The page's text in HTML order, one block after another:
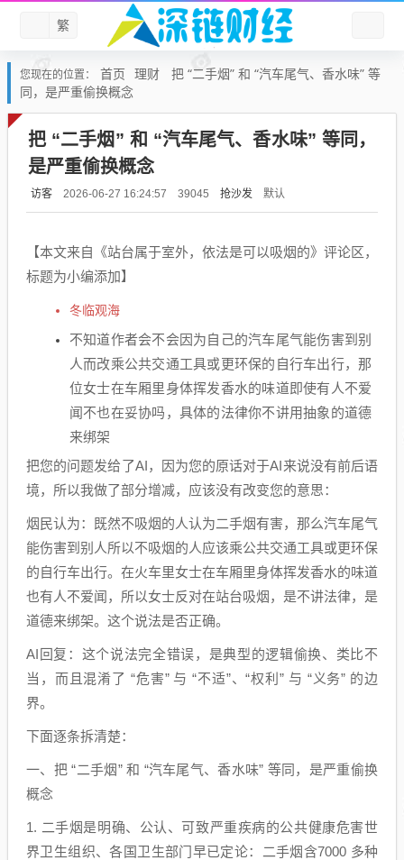
繁
您现在的位置： 首页 理财
把 “二手烟” 和 “汽车尾气、香水味” 等
同，是严重偷换概念
把 “二手烟” 和 “汽车尾气、香水味” 等同，
是严重偷换概念
访客 2026-06-27 16:24:57 39045 抢沙发 默认
【本文来自《站台属于室外，依法是可以吸烟的》评论区，
标题为小编添加】
冬临观海
不知道作者会不会因为自己的汽车尾气能伤害到别
人而改乘公共交通工具或更环保的自行车出行，那
位女士在车厢里身体挥发香水的味道即使有人不爱
闻不也在妥协吗，具体的法律你不讲用抽象的道德
来绑架
把您的问题发给了AI，因为您的原话对于AI来说没有前后语
境，所以我做了部分增减，应该没有改变您的意思：
烟民认为：既然不吸烟的人认为二手烟有害，那么汽车尾气
能伤害到别人所以不吸烟的人应该乘公共交通工具或更环保
的自行车出行。在火车里女士在车厢里身体挥发香水的味道
也有人不爱闻，所以女士反对在站台吸烟，是不讲法律，是
道德来绑架。这个说法是否正确。
AI回复：这个说法完全错误，是典型的逻辑偷换、类比不
当，而且混淆了 “危害” 与 “不适”、“权利” 与 “义务” 的边
界。
下面逐条拆清楚：
一、把 “二手烟” 和 “汽车尾气、香水味” 等同，是严重偷换
概念
1. 二手烟是明确、公认、可致严重疾病的公共健康危害世
界卫生组织、各国卫生部门早已定论：二手烟含7000 多种